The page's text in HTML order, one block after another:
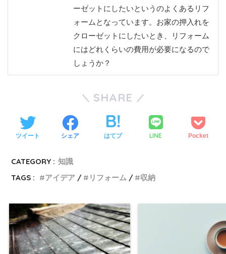
ーゼットにしたいというのよくあるリフ
ォームとなっています。お家の押入れを
クローゼットにしたいとき、リフォーム
にはどれくらいの費用が必要になるので
しょうか？
SHARE
ツイート シェア はてブ LINE Pocket
CATEGORY : 知識
TAGS :
アイデア リフォーム 収納